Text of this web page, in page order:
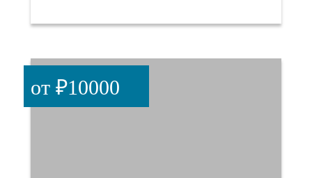
от ₽10000